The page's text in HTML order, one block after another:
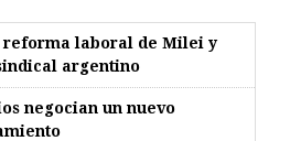
reforma laboral de Milei y
argentino
negocian un nuevo